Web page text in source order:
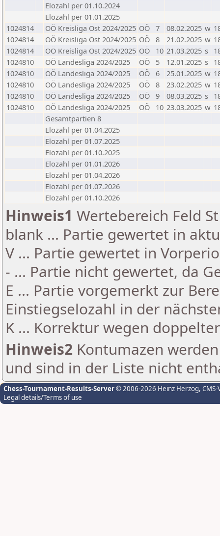
Elozahl per 01.10.2024
Elozahl per 01.01.2025
1024814
OÖ Kreisliga Ost 2024/2025 OÖ 7 08.02.2025 w
1024814
OÖ Kreisliga Ost 2024/2025 OÖ 8 21.02.2025 w
1024814
OÖ Kreisliga Ost 2024/2025 OÖ 10 21.03.2025 s
1024810
OÖ Landesliga 2024/2025 OÖ 5 12.01.2025 s
1024810
OÖ Landesliga 2024/2025 OÖ 6 25.01.2025 w
1024810
OÖ Landesliga 2024/2025 OÖ 8 23.02.2025 w
1024810
OÖ Landesliga 2024/2025 OÖ 9 08.03.2025 s
1024810
OÖ Landesliga 2024/2025 OÖ 10 23.03.2025 w
Gesamtpartien 8
Elozahl per 01.04.2025
Elozahl per 01.07.2025
Elozahl per 01.10.2025
Elozahl per 01.01.2026
Elozahl per 01.04.2026
Elozahl per 01.07.2026
Elozahl per 01.10.2026
Hinweis1 Wertebereich Feld
blank ... Partie gewertet in
V ... Partie gewertet in
- ... Partie nicht gewertet, da
E ... Partie vorgemerkt zur
Einstiegselozahl in der
K ... Korrektur wegen
Hinweis2 Kontumazen
und sind in der Liste nicht
Chess-Tournament-Results-Server© 2006-2026 Heinz Herzog,
Legal details/Terms of use